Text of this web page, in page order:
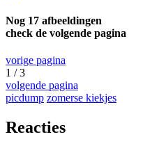
Nog 17 afbeeldingen
check de volgende pagina
vorige pagina
1 / 3
volgende pagina
picdump zomerse kiekjes
Reacties